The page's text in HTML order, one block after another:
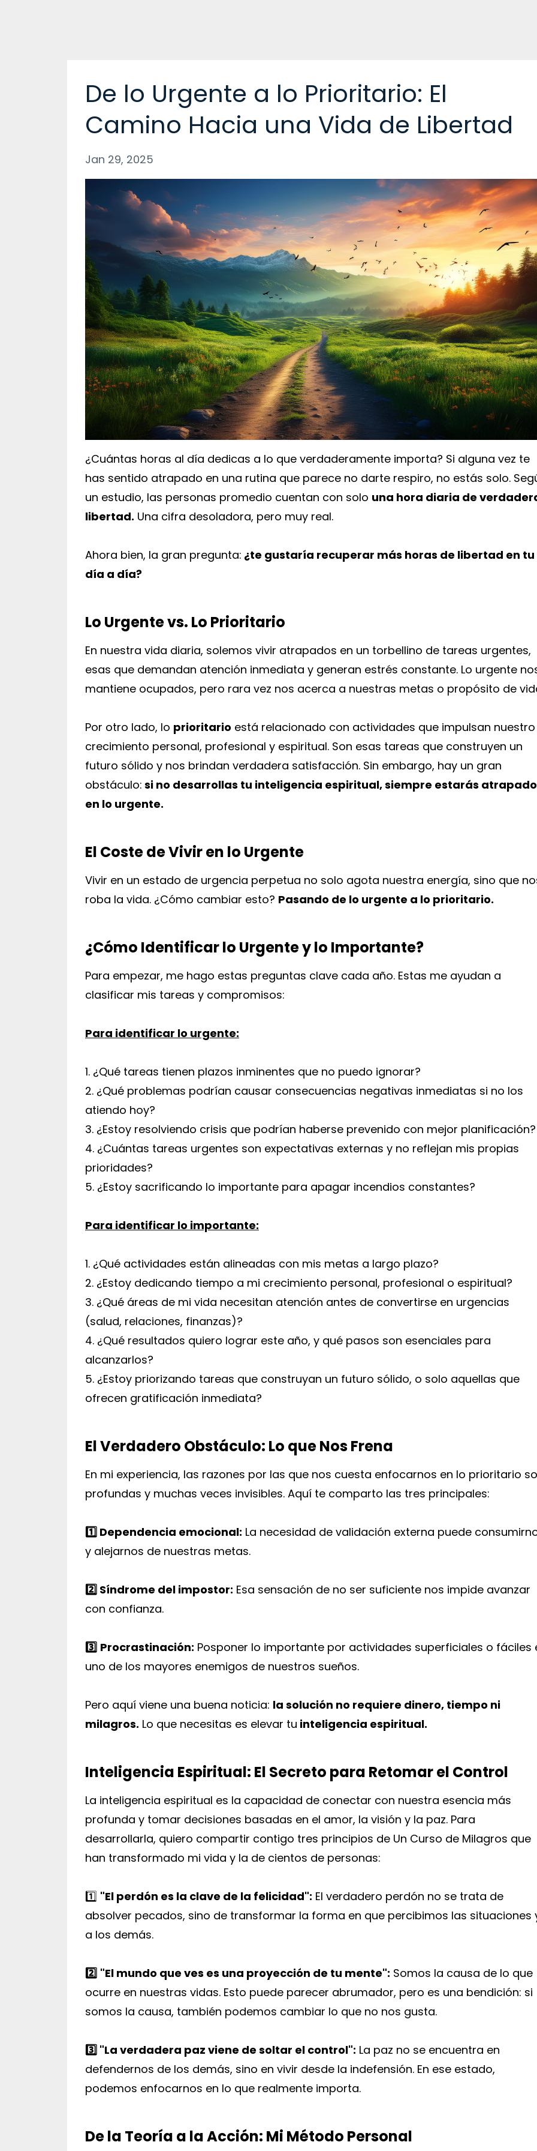
De lo Urgente a lo Prioritario: El
Camino Hacia una Vida de Libertad
Jan 29, 2025
¿Cuántas horas al día dedicas a lo que verdaderamente importa? Si alguna vez te
has sentido atrapado en una rutina que parece no darte respiro, no estás solo.
un estudio, las personas promedio cuentan con solo una hora diaria de
libertad. Una cifra desoladora, pero muy real.
Ahora bien, la gran pregunta: ¿te gustaría recuperar más horas de libertad en tu
día a día?
Lo Urgente vs. Lo Prioritario
En nuestra vida diaria, solemos vivir atrapados en un torbellino de tareas urgentes,
esas que demandan atención inmediata y generan estrés constante. Lo urgente
mantiene ocupados, pero rara vez nos acerca a nuestras metas o propósito de
Por otro lado, lo prioritario está relacionado con actividades que impulsan nuestro
crecimiento personal, profesional y espiritual. Son esas tareas que construyen un
futuro sólido y nos brindan verdadera satisfacción. Sin embargo, hay un gran
obstáculo: si no desarrollas tu inteligencia espiritual, siempre estarás atrapado
en lo urgente.
El Coste de Vivir en lo Urgente
Vivir en un estado de urgencia perpetua no solo agota nuestra energía, sino que
roba la vida. ¿Cómo cambiar esto? Pasando de lo urgente a lo prioritario.
¿Cómo Identificar lo Urgente y lo Importante?
Para empezar, me hago estas preguntas clave cada año. Estas me ayudan a
clasificar mis tareas y compromisos:
Para identificar lo urgente:
1. ¿Qué tareas tienen plazos inminentes que no puedo ignorar?
2. ¿Qué problemas podrían causar consecuencias negativas inmediatas si no los
atiendo hoy?
3. ¿Estoy resolviendo crisis que podrían haberse prevenido con mejor planificación?
4. ¿Cuántas tareas urgentes son expectativas externas y no reflejan mis propias
prioridades?
5. ¿Estoy sacrificando lo importante para apagar incendios constantes?
Para identificar lo importante:
1. ¿Qué actividades están alineadas con mis metas a largo plazo?
2. ¿Estoy dedicando tiempo a mi crecimiento personal, profesional o espiritual?
3. ¿Qué áreas de mi vida necesitan atención antes de convertirse en urgencias
(salud, relaciones, finanzas)?
4. ¿Qué resultados quiero lograr este año, y qué pasos son esenciales para
alcanzarlos?
5. ¿Estoy priorizando tareas que construyan un futuro sólido, o solo aquellas que
ofrecen gratificación inmediata?
El Verdadero Obstáculo: Lo que Nos Frena
En mi experiencia, las razones por las que nos cuesta enfocarnos en lo prioritario
profundas y muchas veces invisibles. Aquí te comparto las tres principales:
1️⃣ Dependencia emocional: La necesidad de validación externa puede
y alejarnos de nuestras metas.
2️⃣ Síndrome del impostor: Esa sensación de no ser suficiente nos impide avanzar
con confianza.
3️⃣ Procrastinación: Posponer lo importante por actividades superficiales o fáciles
uno de los mayores enemigos de nuestros sueños.
Pero aquí viene una buena noticia: la solución no requiere dinero, tiempo ni
milagros. Lo que necesitas es elevar tu inteligencia espiritual.
Inteligencia Espiritual: El Secreto para Retomar el Control
La inteligencia espiritual es la capacidad de conectar con nuestra esencia más
profunda y tomar decisiones basadas en el amor, la visión y la paz. Para
desarrollarla, quiero compartir contigo tres principios de Un Curso de Milagros que
han transformado mi vida y la de cientos de personas:
1️⃣ "El perdón es la clave de la felicidad": El verdadero perdón no se trata de
absolver pecados, sino de transformar la forma en que percibimos las situaciones
a los demás.
2️⃣ "El mundo que ves es una proyección de tu mente": Somos la causa de lo que
ocurre en nuestras vidas. Esto puede parecer abrumador, pero es una bendición: si
somos la causa, también podemos cambiar lo que no nos gusta.
3️⃣ "La verdadera paz viene de soltar el control": La paz no se encuentra en
defendernos de los demás, sino en vivir desde la indefensión. En ese estado,
podemos enfocarnos en lo que realmente importa.
De la Teoría a la Acción: Mi Método Personal